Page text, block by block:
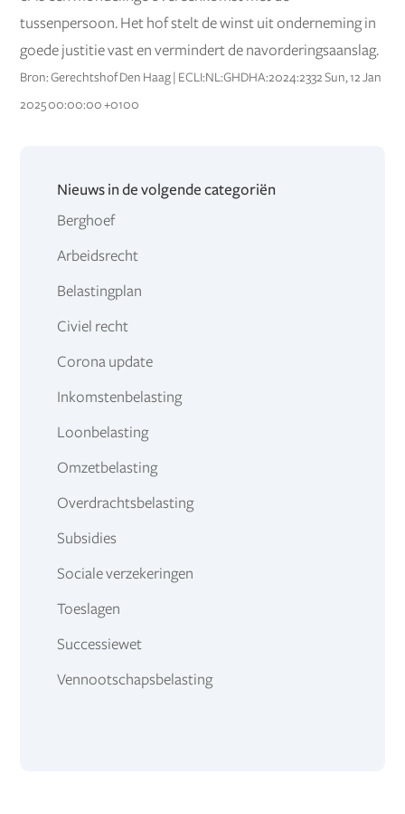
tussenpersoon. Het hof stelt de winst uit onderneming in
goede justitie vast en vermindert de navorderingsaanslag.
Bron: Gerechtshof Den Haag | ECLI:NL:GHDHA:2024:2332 Sun, 12 Jan
2025 00:00:00 +0100
Nieuws in de volgende categoriën
Berghoef
Arbeidsrecht
Belastingplan
Civiel recht
Corona update
Inkomstenbelasting
Loonbelasting
Omzetbelasting
Overdrachtsbelasting
Subsidies
Sociale verzekeringen
Toeslagen
Successiewet
Vennootschapsbelasting